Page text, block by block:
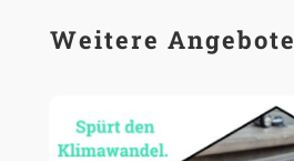
Weitere Angebote